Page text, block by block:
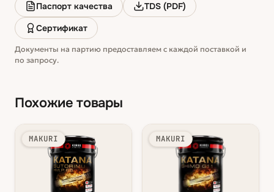
Паспорт качества
TDS (PDF)
Сертификат
Документы на партию предоставляем с каждой поставкой и
по запросу.
Похожие товары
MAKURI MAKURI